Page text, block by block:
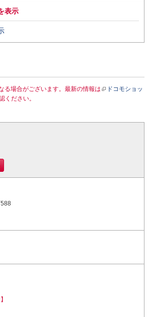
表示
る場合がございます。最新の情報は
ドコモショッ
ください。